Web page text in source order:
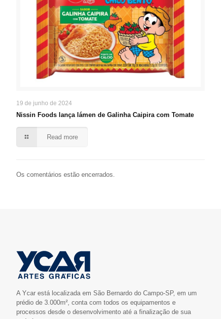
19 de junho de 2024
Nissin Foods lança lámen de Galinha Caipira com Tomate
Read more
Os comentários estão encerrados.
A Ycar está localizada em São Bernardo do Campo-SP, em um
prédio de 3.000m², conta com todos os equipamentos e
processos desde o desenvolvimento até a finalização de sua